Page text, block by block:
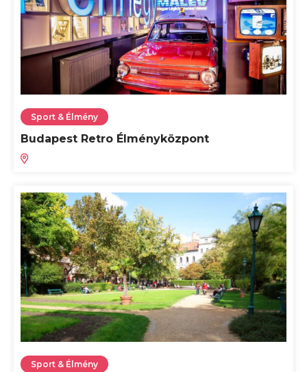
Sport & Élmény
Budapest Retro Élményközpont
Sport & Élmény